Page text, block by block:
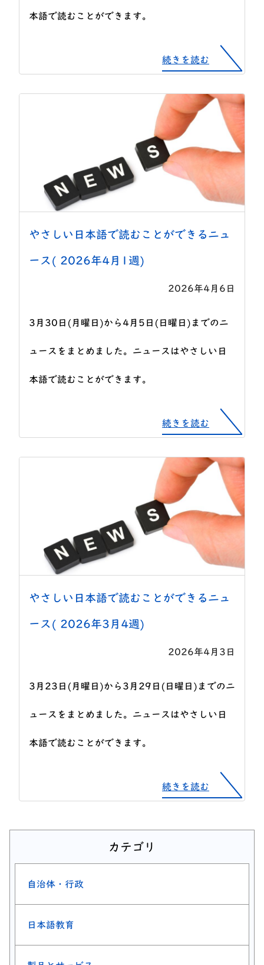
本語で読むことができます。
続きを読む
やさしい日本語で読むことができるニュ
ース( 2026年4月1週)
2026年4月6日
3月30日(月曜日)から4月5日(日曜日)までのニ
ュースをまとめました。ニュースはやさしい日
本語で読むことができます。
続きを読む
やさしい日本語で読むことができるニュ
ース( 2026年3月4週)
2026年4月3日
3月23日(月曜日)から3月29日(日曜日)までのニ
ュースをまとめました。ニュースはやさしい日
本語で読むことができます。
続きを読む
カテゴリ
自治体・行政
日本語教育